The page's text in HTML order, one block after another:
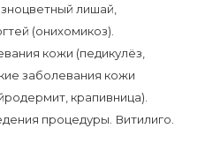
лишай,
(онихомикоз).
кожи (педикулёз,
заболевания кожи
крапивница).
процедуры. Витилиго.